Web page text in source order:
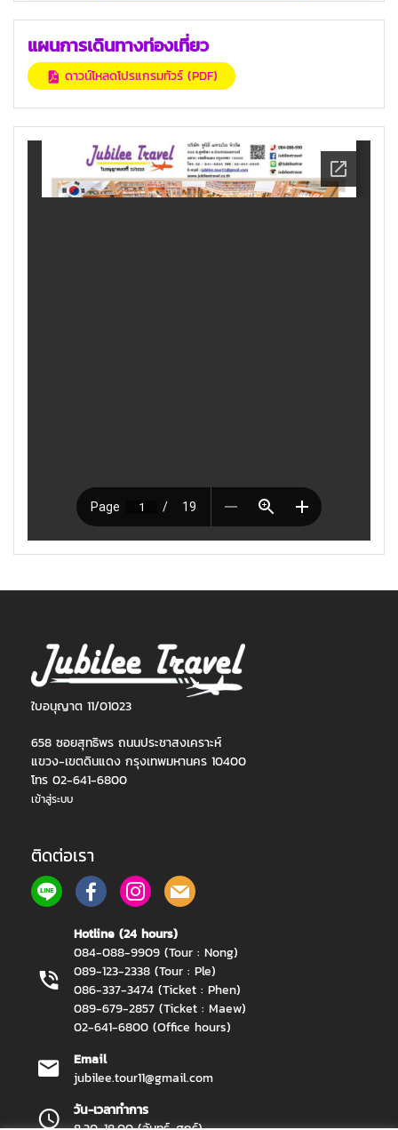
แผนการเดินทางท่องเที่ยว
ดาวน์โหลดโปรแกรมทัวร์ (PDF)
ใบอนุญาต 11/01023
658 ซอยสุทธิพร ถนนประชาสงเคราะห์
แขวง-เขตดินแดง กรุงเทพมหานคร 10400
โทร 02-641-6800
เข้าสู่ระบบ
ติดต่อเรา
Hotline (24 hours)
084-088-9909 (Tour : Nong)
089-123-2338 (Tour : Ple)
086-337-3474 (Ticket : Phen)
089-679-2857 (Ticket : Maew)
02-641-6800 (Office hours)
Email
jubilee.tour11@gmail.com
วัน-เวลาทำการ